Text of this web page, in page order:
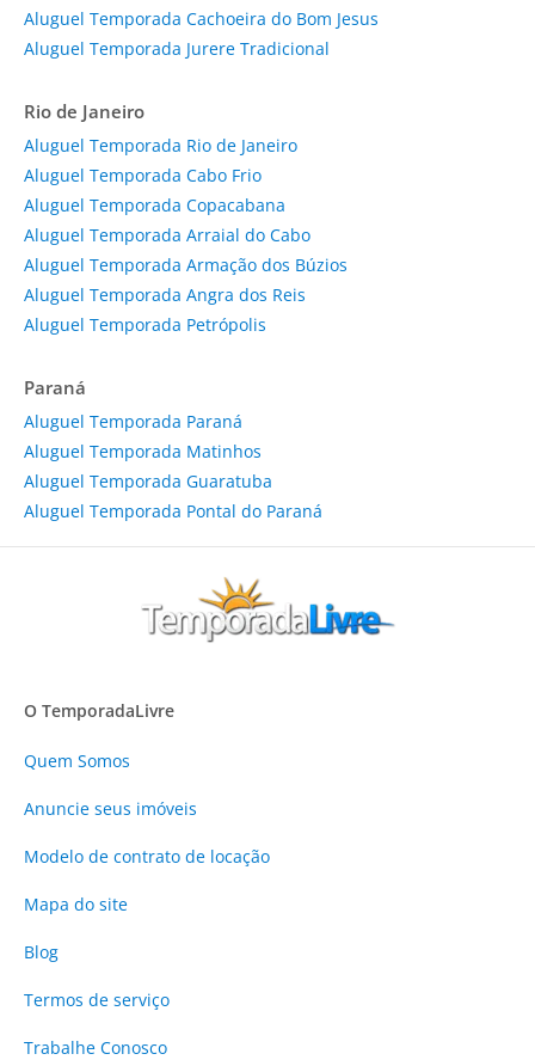
Aluguel Temporada Cachoeira do Bom Jesus
Aluguel Temporada Jurere Tradicional
Rio de Janeiro
Aluguel Temporada Rio de Janeiro
Aluguel Temporada Cabo Frio
Aluguel Temporada Copacabana
Aluguel Temporada Arraial do Cabo
Aluguel Temporada Armação dos Búzios
Aluguel Temporada Angra dos Reis
Aluguel Temporada Petrópolis
Paraná
Aluguel Temporada Paraná
Aluguel Temporada Matinhos
Aluguel Temporada Guaratuba
Aluguel Temporada Pontal do Paraná
O TemporadaLivre
Quem Somos
Anuncie seus imóveis
Modelo de contrato de locação
Mapa do site
Blog
Termos de serviço
Trabalhe Conosco